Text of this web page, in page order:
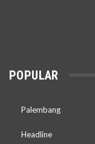
POPULAR
Palembang
Headline